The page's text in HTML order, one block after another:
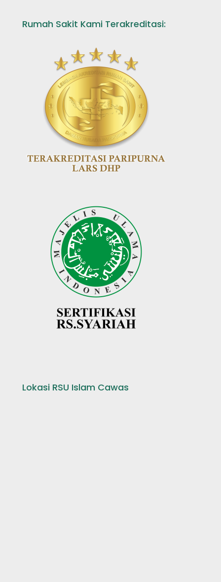
Rumah Sakit Kami Terakreditasi:
Lokasi RSU Islam Cawas